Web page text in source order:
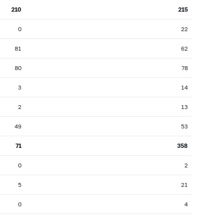
210 215
0 22
81 62
80 78
3 14
2 13
49 53
71 358
0 2
5 21
0 4